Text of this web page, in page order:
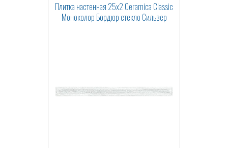
Плитка настенная 25x2 Ceramica Classic
Моноколор Бордюр стекло Сильвер